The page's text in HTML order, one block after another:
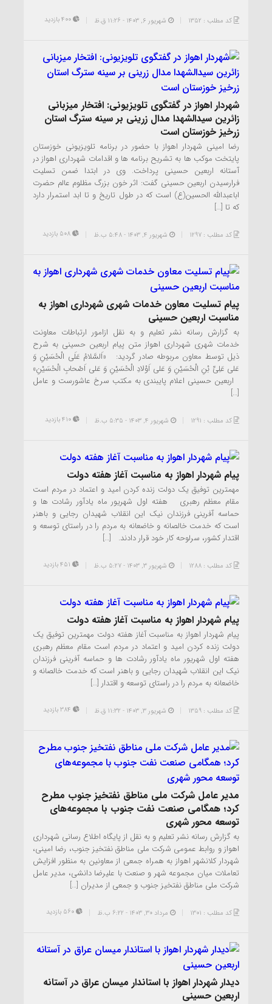
کد مطلب : 1352 شهریور ۶, ۱۴۰۳ - 11:26 ق.ظ
شهردار اهواز در گفتگوی تلویزیونی: افتخار میزبانی
زائرین سیدالشهدا مدال زرینی بر سینه سترگ استان
زرخیز خوزستان است
رضا امینی شهردار اهواز با حضور در برنامه تلویزیونی خوزستان
پایتخت موکب ها به تشریح برنامه ها و اقدامات شهرداری اهواز در
آستانه اربعین حسینی پرداخت. وی در ابتدا ضمن تسلیت
فرارسیدن اربعین حسینی گفت: اثر خون بزرگ مظلوم عالم حضرت
اباعبدالله الحسین(ع) است که در طول تاریخ و تا ابد استمرار دارد
که تا […]
کد مطلب : 1297 شهریور ۴, ۱۴۰۳ - 5:48 ب.ظ
پیام تسلیت معاون خدمات شهری شهرداری اهواز به
مناسبت اربعین حسینی
به گزارش رسانه نشر تعلیم و به نقل ازامور ارتباطات معاونت
خدمات شهری شهرداری اهواز متن پیام اربعین حسینی به شرح
ذیل توسط معاون مربوطه صادر گردید: «اَلسَّلامُ عَلَى الْحُسَیْنِ وَ
عَلى عَلِىِّ بْنِ الْحُسَیْنِ وَ عَلى اَوْلادِ الْحُسَیْنِ وَ عَلى اَصْحابِ الْحُسَیْنِ»
اربعین حسینی اعلام پایبندی به مکتب سرخ عاشورست و عامل
[…]
کد مطلب : 1291 شهریور ۴, ۱۴۰۳ - 5:35 ب.ظ
پیام شهردار اهواز به مناسبت آغاز هفته دولت
مهمترین توفیق یک دولت زنده کردن امید و اعتماد در مردم است
مقام معظم رهبری هفته اول شهریور ماه یادآور رشادت ها و
حماسه آفرینی فرزندان نیک این انقلاب شهیدان رجایی و باهنر
است که خدمت خالصانه و خاضعانه به مردم را در راستای توسعه و
اقتدار کشور، سرلوحه کار خود قرار دادند. […]
کد مطلب : 1288 شهریور ۳, ۱۴۰۳ - 5:27 ب.ظ
پیام شهردار اهواز به مناسبت آغاز هفته دولت
پیام شهردار اهواز به مناسبت آغاز هفته دولت مهمترین توفیق یک
دولت زنده کردن امید و اعتماد در مردم است مقام معظم رهبری
هفته اول شهریور ماه یادآور رشادت ها و حماسه آفرینی فرزندان
نیک این انقلاب شهیدان رجایی و باهنر است که خدمت خالصانه و
خاضعانه به مردم را در راستای توسعه و اقتدار […]
کد مطلب : 1359 شهریور ۳, ۱۴۰۳ - 11:32 ق.ظ
مدیر عامل شرکت ملی مناطق نفتخیز جنوب مطرح
کرد؛ همگامی صنعت نفت جنوب با مجموعه‌های
توسعه محور شهری
به گزارش رسانه نشر تعلیم و به نقل از پایگاه اطلاع رسانی شهرداری
اهواز و روابط عمومی شرکت ملی مناطق نفتخیز جنوب، رضا امینی،
شهردار کلانشهر اهواز به همراه جمعی از معاونین به منظور افزایش
تعاملات میان مجموعه شهر و صنعت با علیرضا دانشی، مدیر عامل
شرکت ملی مناطق نفتخیز جنوب و جمعی از مدیران […]
کد مطلب : 1301 مرداد ۳۰, ۱۴۰۳ - 6:22 ب.ظ
دیدار شهردار اهواز با استاندار میسان عراق در آستانه
اربعین حسینی